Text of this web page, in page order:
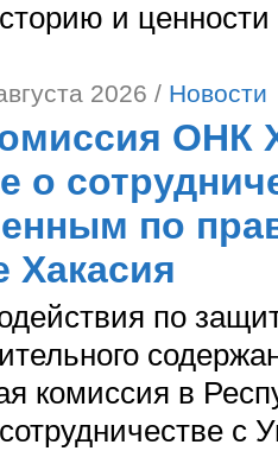
и
2026 / Новости
ОНК
о
по
Хакасия
по
комиссия в
с